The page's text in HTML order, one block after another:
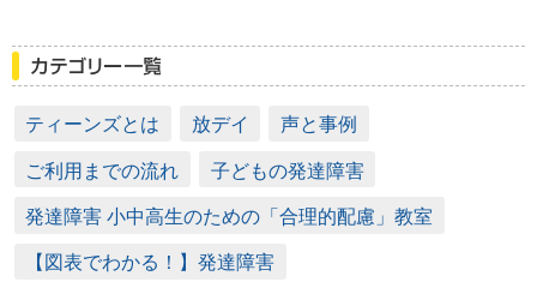
ティーンズとは 放デイ 声と事例
ご利用までの流れ 子どもの発達障害
発達障害 小中高生のための「合理的配慮」教室
【図表でわかる！】発達障害